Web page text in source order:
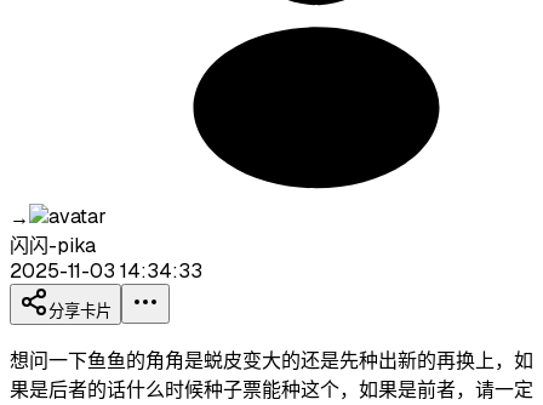
→
闪闪-pika
2025-11-03 14:34:33
分享卡片
想问一下鱼鱼的角角是蜕皮变大的还是先种出新的再换上，如
果是后者的话什么时候种子票能种这个，如果是前者，请一定